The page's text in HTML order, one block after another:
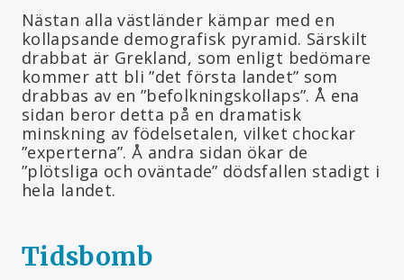
Nästan alla västländer kämpar med en
kollapsande demografisk pyramid. Särskilt
drabbat är Grekland, som enligt bedömare
kommer att bli ”det första landet” som
drabbas av en ”befolkningskollaps”. Å ena
sidan beror detta på en dramatisk
minskning av födelsetalen, vilket chockar
”experterna”. Å andra sidan ökar de
”plötsliga och oväntade” dödsfallen stadigt i
hela landet.
Tidsbomb